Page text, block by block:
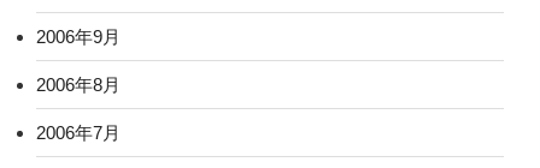
2006年9月
2006年8月
2006年7月